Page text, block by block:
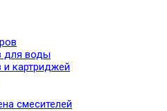
для воды
картриджей
смесителей